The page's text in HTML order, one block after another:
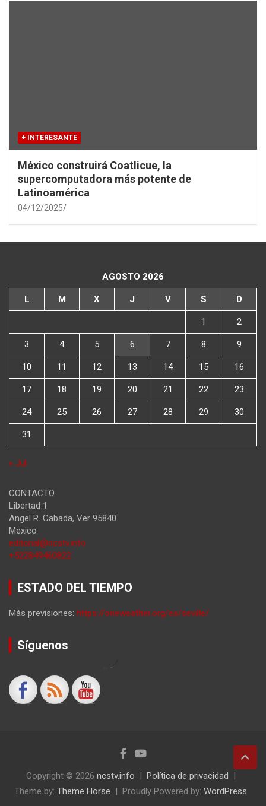
+ INTERESANTE
México construirá Coatlicue, la
supercomputadora más potente de
Latinoamérica
04/12/2025
AGOSTO 2026
L M X J V S D
1 2
3 4 5 6 7 8 9
10 11 12 13 14 15 16
17 18 19 20 21 22 23
24 25 26 27 28 29 30
31
« Jul
CONTACTO
Libertad 1
Angel R. Cabada, Ver 95840
Mexico
editorial@ncstv.info
+522849460822
ESTADO DEL TIEMPO
Más previsiones: https://oneweather.org/es/seville/
Síguenos
Copyright © 2026 ncstv.info
Política de privacidad
Theme by: Theme Horse Proudly Powered by: WordPress